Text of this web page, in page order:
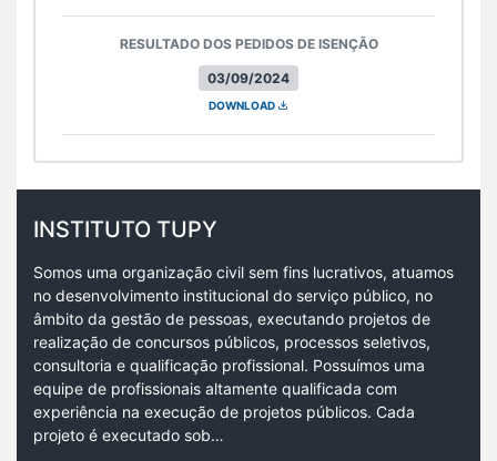
03/09/2024
RESULTADO DOS PEDIDOS DE ISENÇÃO
DOWNLOAD
INSTITUTO TUPY
Somos uma organização civil sem fins lucrativos, atuamos
no desenvolvimento institucional do serviço público, no
âmbito da gestão de pessoas, executando projetos de
realização de concursos públicos, processos seletivos,
consultoria e qualificação profissional. Possuímos uma
equipe de profissionais altamente qualificada com
experiência na execução de projetos públicos. Cada
projeto é executado sob…